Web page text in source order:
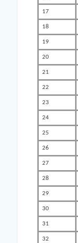
17
18
19
20
21
22
23
24
25
26
27
28
29
30
31
32